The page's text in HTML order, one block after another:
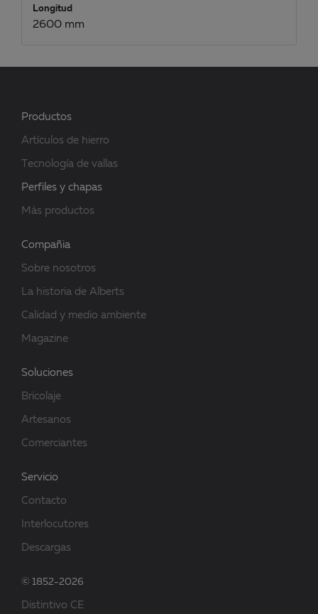
Longitud
2600 mm
Productos
Artículos de hierro
Tecnología de vallas
Perfiles y chapas
Más productos
Compañia
Sobre nosotros
La historia de Alberts
Calidad y medio ambiente
Magazine
Soluciones
Bricolaje
Artesanos
Comerciantes
Servicio
Contacto
Interlocutores
Descargas
© 1852-2026
Distintivo CE